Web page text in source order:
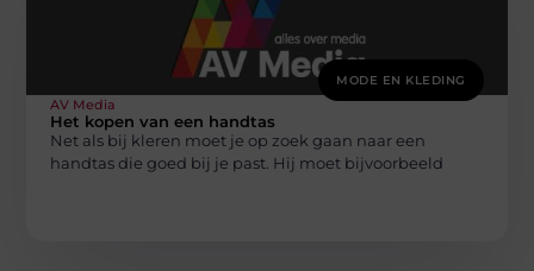
MODE EN KLEDING
AV Media
Het kopen van een handtas
Net als bij kleren moet je op zoek gaan naar een
handtas die goed bij je past. Hij moet bijvoorbeeld